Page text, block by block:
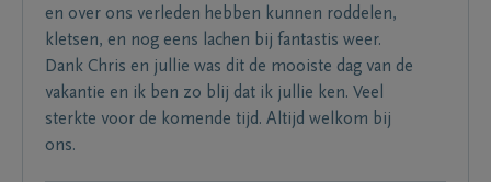
en over ons verleden hebben kunnen roddelen,
kletsen, en nog eens lachen bij fantastis weer.
Dank Chris en jullie was dit de mooiste dag van de
vakantie en ik ben zo blij dat ik jullie ken. Veel
sterkte voor de komende tijd. Altijd welkom bij
ons.